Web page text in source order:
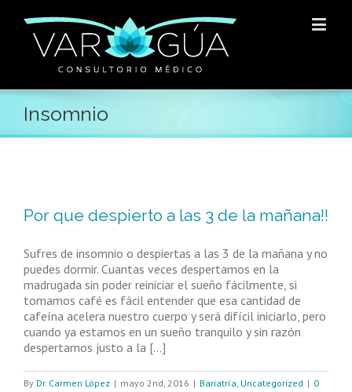
Insomnio
Por que despierto a las 3 de la mañana!!
Sufres de insomnio o despiertas a las 3 de la mañana y no
puedes dormir. Cuantas veces despertamos en la
madrugada sin poder reiniciar el sueño fácilmente, si
tomamos café es fácil entender que esa cantidad de
cafeína acelera nuestro cuerpo y será difícil iniciarlo, pero
cuando ya estamos en un sueño tranquilo y sin razón
despertamos justo a la [...]
By Dr. Carmen López | mayo 2nd, 2016 | Bariatría, Uncategorized | 0